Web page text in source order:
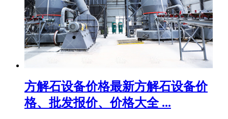
方解石设备价格最新方解石设备价
格、批发报价、价格大全 ...